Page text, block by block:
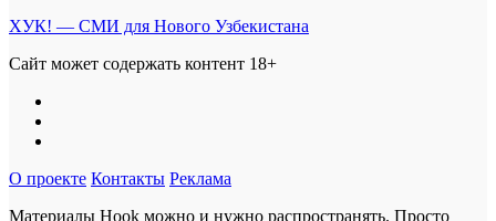
ХУК! — СМИ для Нового Узбекистана
Сайт может содержать контент 18+
О проекте Контакты Реклама
Материалы Hook можно и нужно распространять. Просто